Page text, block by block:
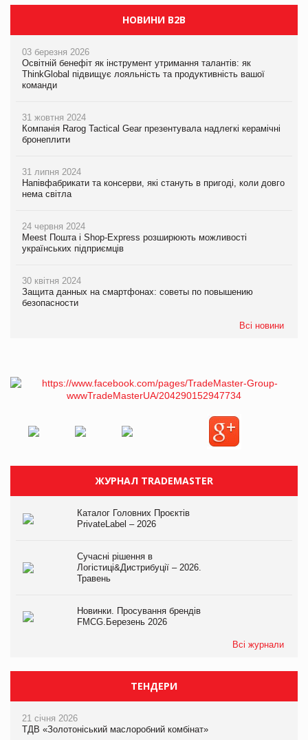
НОВИНИ B2B
03 березня 2026
Освітній бенефіт як інструмент утримання талантів: як
ThinkGlobal підвищує лояльність та продуктивність вашої
команди
31 жовтня 2024
Компанія Rarog Tactical Gear презентувала надлегкі керамічні
бронеплити
31 липня 2024
Напівфабрикати та консерви, які стануть в пригоді, коли довго
нема світла
24 червня 2024
Meest Пошта і Shop-Express розширюють можливості
українських підприємців
30 квітня 2024
Защита данных на смартфонах: советы по повышению
безопасности
Всі новини
ЖУРНАЛ TRADEMASTER
Каталог Головних Проєктів
PrivateLabel – 2026
Сучасні рішення в
Логістиці&Дистрибуції – 2026.
Травень
Новинки. Просування брендів
FMCG.Березень 2026
Всі журнали
ТЕНДЕРИ
21 січня 2026
ТДВ «Золотоніський маслоробний комбінат»